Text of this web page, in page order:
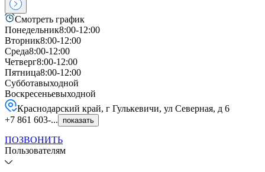
Смотреть график
Понедельник8:00-12:00
Вторник8:00-12:00
Среда8:00-12:00
Четверг8:00-12:00
Пятница8:00-12:00
Субботавыходной
Воскресеньевыходной
Краснодарский край, г Гулькевичи, ул Северная, д 6
+7 861 603-...
показать
ПОЗВОНИТЬ
Пользователям